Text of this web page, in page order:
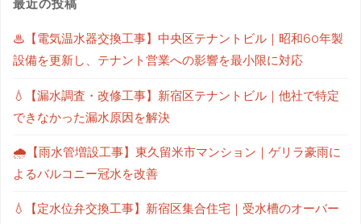
最近の投稿
♨【電気温水器交換工事】中央区テナントビル｜昭和60年製
設備を更新し、テナント営業への影響を最小限に対応
💧【漏水調査・改修工事】新宿区テナントビル｜他社で特定
できなかった漏水原因を解決
🌧【雨水管増設工事】東久留米市マンション｜ゲリラ豪雨に
よるバルコニー冠水を改善
💧【定水位弁交換工事】新宿区集合住宅｜受水槽のオーバー